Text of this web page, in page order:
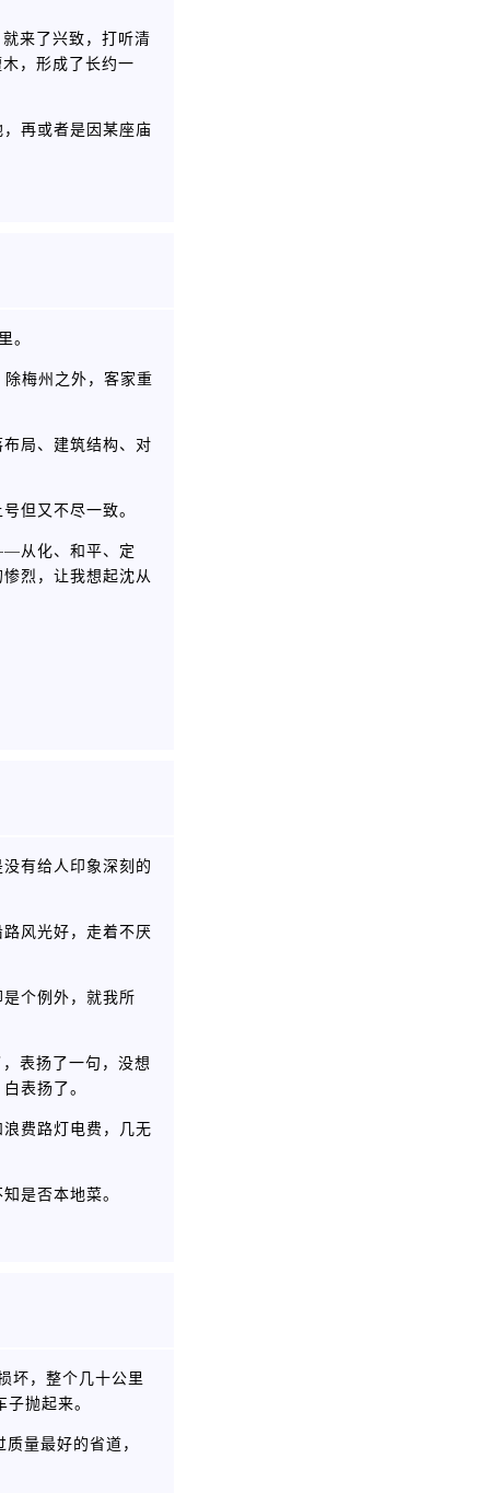
来了兴致，打听清
，形成了长约一
再或者是因某座庙
。
梅州之外，客家重
局、建筑结构、对
但又不尽一致。
从化、和平、定
烈，让我想起沈从
有给人印象深刻的
风光好，走着不厌
个例外，就我所
表扬了一句，没想
白表扬了。
费路灯电费，几无
是否本地菜。
坏，整个几十公里
抛起来。
量最好的省道，